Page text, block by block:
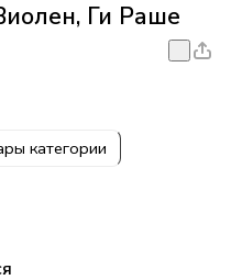
Ги Раше
категории